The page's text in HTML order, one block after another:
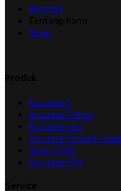
Beranda
News
Accurate 5
Accurate Online
Accurate Lite
Accurate Private Cloud
Rene 2 POS
Accurate POS